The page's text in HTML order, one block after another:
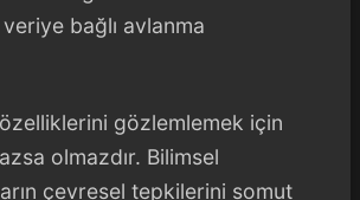
bağlı avlanma
gözlemlemek için
olmazdır. Bilimsel
çevresel tepkilerini somut